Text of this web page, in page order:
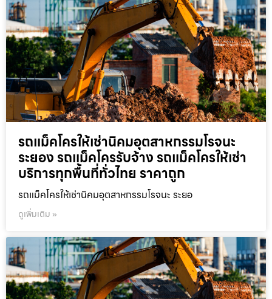
รถแม็คโครให้เช่านิคมอุตสาหกรรมโรจนะ
ระยอง รถแม็คโครรับจ้าง รถแม็คโครให้เช่า
บริการทุกพื้นที่ทั่วไทย ราคาถูก
รถแม็คโครให้เช่านิคมอุตสาหกรรมโรจนะ ระยอ
ดูเพิ่มเติม »